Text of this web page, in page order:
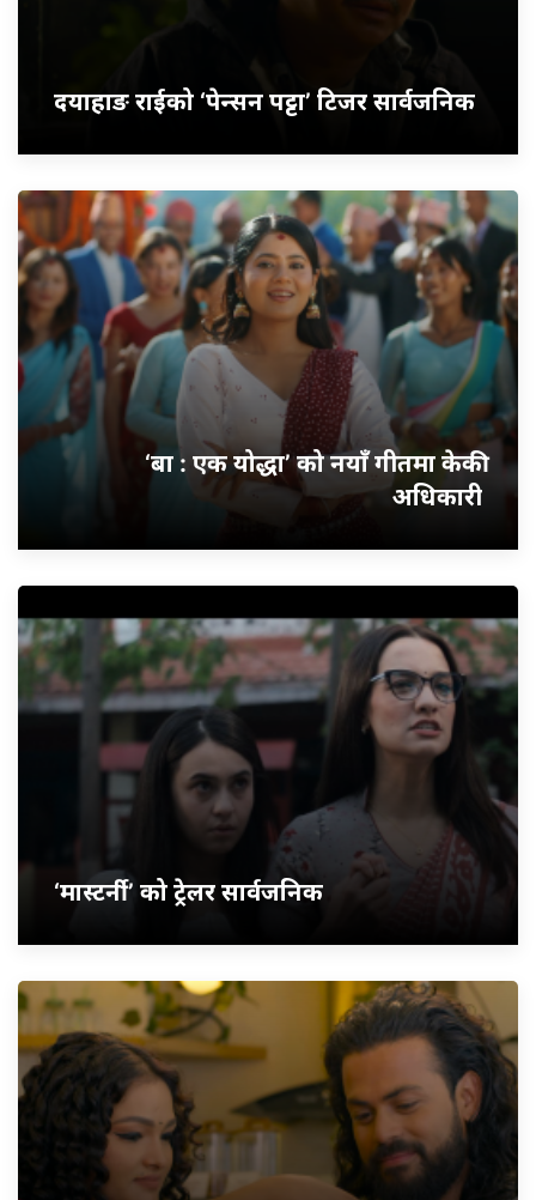
दयाहाङ राईको ‘पेन्सन पट्टा’ टिजर सार्वजनिक
‘बा : एक योद्धा’ को नयाँ गीतमा केकी
अधिकारी
‘मास्टर्नी’ को ट्रेलर सार्वजनिक